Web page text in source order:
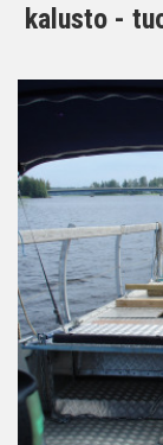
kalusto -